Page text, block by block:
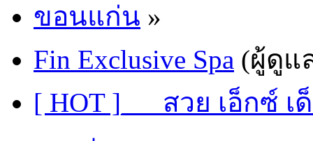
ขอนแก่น »
Fin Exclusive Spa (ผู้ดูแ
[ HOT ]___สวย เอ็กซ์